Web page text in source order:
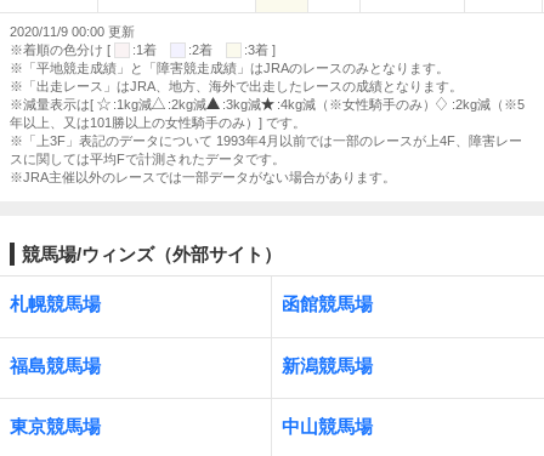
2020/11/9 00:00 更新
※着順の色分け [
:1着 :2着
:3着 ]
※「平地競走成績」と「障害競走成績」はJRAのレースのみとなります。
※「出走レース」はJRA、地方、海外で出走したレースの成績となります。
※減量表示は[
:1kg減 :2kg減 :3kg減 :4kg減（※女性騎手のみ）
:2kg減（※5
年以上、又は101勝以上の女性騎手のみ）] です。
※「上3F」表記のデータについて 1993年4月以前では一部のレースが上4F、障害レー
スに関しては平均Fで計測されたデータです。
※JRA主催以外のレースでは一部データがない場合があります。
競馬場/ウィンズ（外部サイト）
札幌競馬場 函館競馬場
福島競馬場 新潟競馬場
東京競馬場 中山競馬場